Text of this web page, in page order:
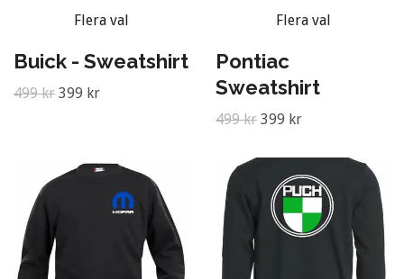
Flera val
Buick - Sweatshirt
499 kr 399 kr
Flera val
Pontiac
Sweatshirt
499 kr 399 kr